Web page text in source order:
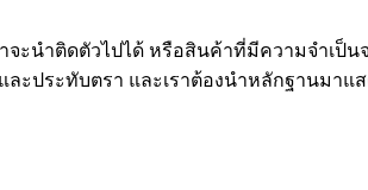
นำติดตัวไปได้ หรือสินค้าที่มีความจำเป็
ละประทับตรา และเราต้องนำหลักฐานม